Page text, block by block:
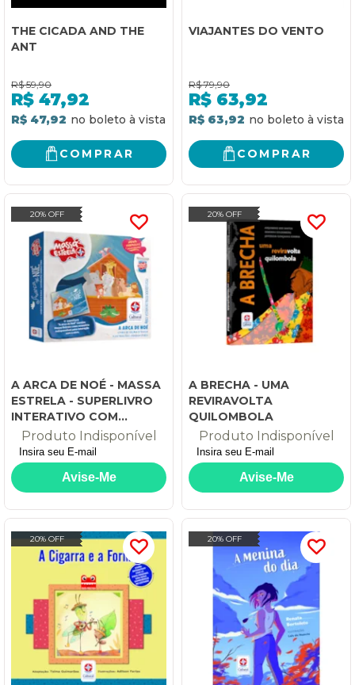
THE CICADA AND THE
ANT
R$ 59,90
R$ 47,92
R$ 47,92
COMPRAR
VIAJANTES DO VENTO
R$ 79,90
R$ 63,92
R$ 63,92
COMPRAR
20% OFF
A ARCA DE NOÉ - MASSA
ESTRELA - SUPERLIVRO
INTERATIVO COM
MASSINHA, FAQUINHA E
ARCA MONTÁVEL
Produto Indisponível
20% OFF
A BRECHA - UMA
REVIRAVOLTA
QUILOMBOLA
Produto Indisponível
20% OFF 20% OFF